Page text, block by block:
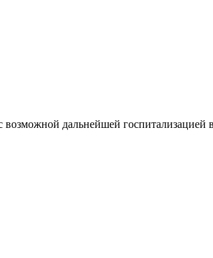
дальнейшей госпитализацией